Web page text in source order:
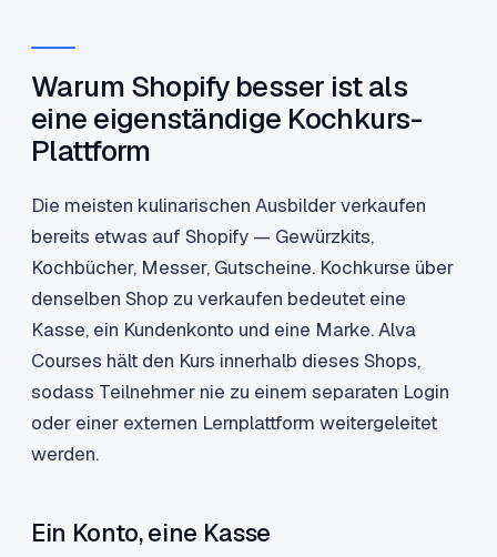
Warum Shopify besser ist als
eine eigenständige Kochkurs-
Plattform
Die meisten kulinarischen Ausbilder verkaufen
bereits etwas auf Shopify — Gewürzkits,
Kochbücher, Messer, Gutscheine. Kochkurse über
denselben Shop zu verkaufen bedeutet eine
Kasse, ein Kundenkonto und eine Marke. Alva
Courses hält den Kurs innerhalb dieses Shops,
sodass Teilnehmer nie zu einem separaten Login
oder einer externen Lernplattform weitergeleitet
werden.
Ein Konto, eine Kasse